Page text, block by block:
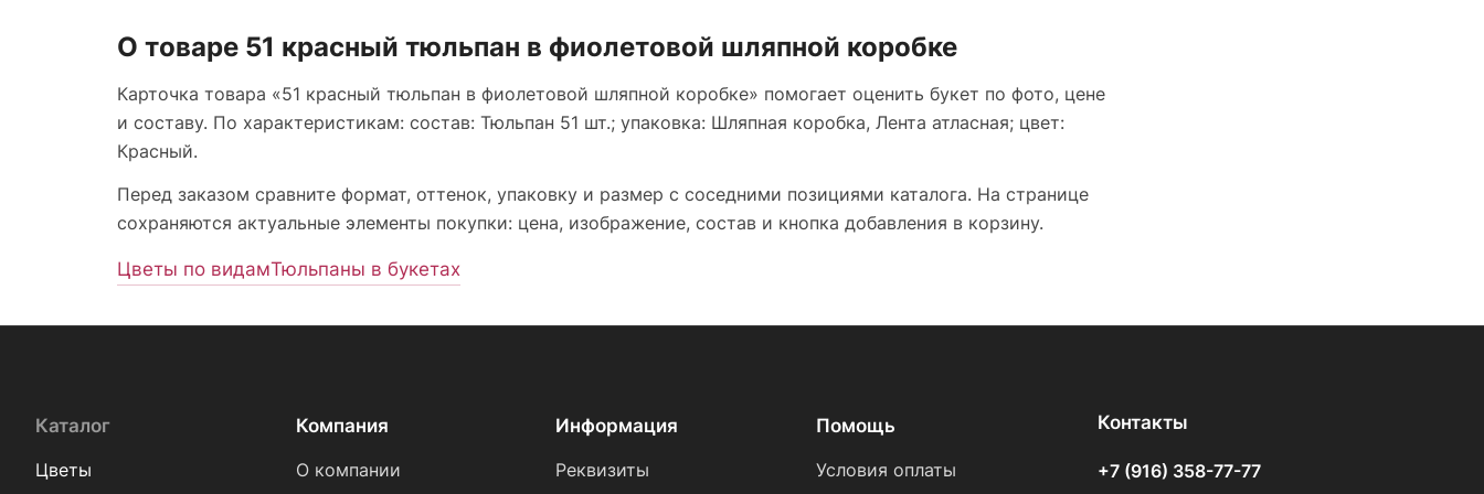
О товаре 51 красный тюльпан в фиолетовой шляпной коробке
Карточка товара «51 красный тюльпан в фиолетовой шляпной коробке» помогает оценить букет по фото, цене
и составу. По характеристикам: состав: Тюльпан 51 шт.; упаковка: Шляпная коробка, Лента атласная; цвет:
Красный.
Перед заказом сравните формат, оттенок, упаковку и размер с соседними позициями каталога. На странице
сохраняются актуальные элементы покупки: цена, изображение, состав и кнопка добавления в корзину.
Цветы по видамТюльпаны в букетах
Каталог
Цветы
Компания
О компании
Информация
Реквизиты
Помощь
Условия оплаты
Контакты
+7 (916) 358-77-77